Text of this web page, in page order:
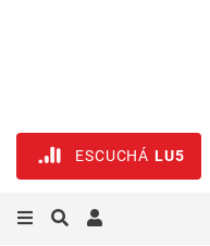
ESCUCHÁ LU5